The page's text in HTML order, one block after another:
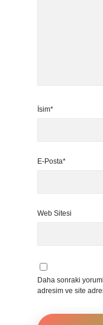
İsim*
E-Posta*
Web Sitesi
Daha sonraki
adresim ve site